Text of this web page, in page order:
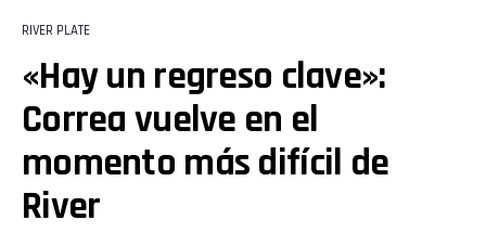
RIVER PLATE
«Hay un regreso clave»:
Correa vuelve en el
momento más difícil de
River